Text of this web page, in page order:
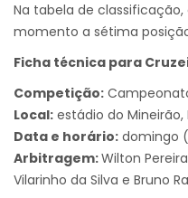
Na tabela de
momento a sétima
Ficha técnica para
Competição:
Local: estádio do Mineirão,
Data e horário: domingo
Arbitragem:Wilton
Vilarinho da Silva e Bruno